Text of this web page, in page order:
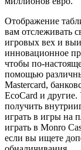
Отображение
вам отслеживать
игровых вех и
инновационное
чтобы по-
помощью
Mastercard,
EcoCard и
получить
играть в игры на
играть в Monro
если вы ищете